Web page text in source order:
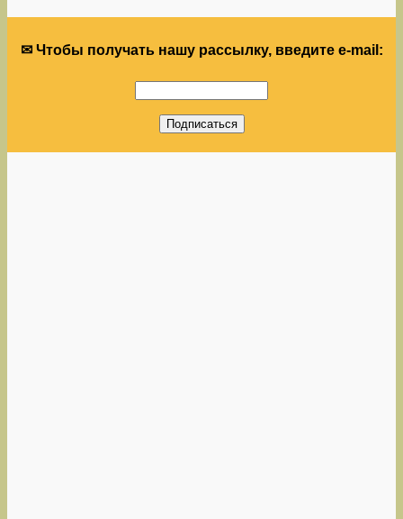
✉ Чтобы получать нашу рассылку, введите e-mail: